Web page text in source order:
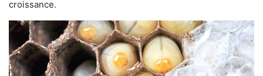
croissance.